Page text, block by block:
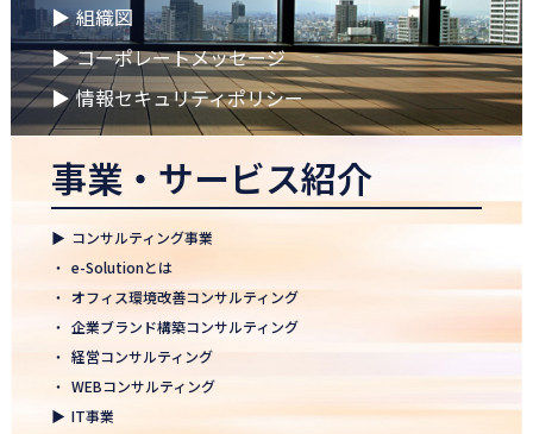
🌸2026年度 入社式🌸
2026.03.09
健康経営優良法人2026に認定 ― 日本電通グループの健康経営への
取り組み
2026.02.09
「すべての日本企業を世界へ」─ 日本電通株式会社、登録支援機
2026.01.26
知覧幹部研修に行って参りました
2026年 新年のご挨拶
2025.12.26
▶ 組織図
▶ コーポレートメッセージ
▶ 情報セキュリティポリシー
事業・サービス紹介
▶ コンサルティング事業
・ e-Solutionとは
・ オフィス環境改善コンサルティング
・ 企業ブランド構築コンサルティング
・ 経営コンサルティング
・ WEBコンサルティング
▶ IT事業